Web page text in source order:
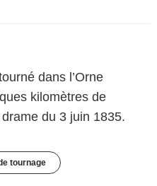
dans l’Orne
kilomètres de
drame du 3 juin 1835.
tournage